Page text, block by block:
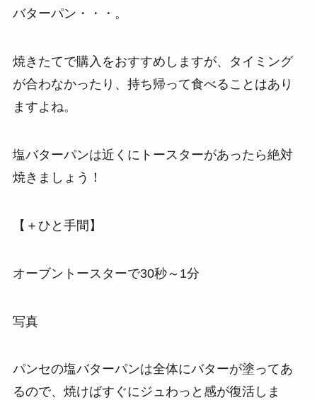
バターパン・・・。
焼きたてで購入をおすすめしますが、タイミング
が合わなかったり、持ち帰って食べることはあり
ますよね。
塩バターパンは近くにトースターがあったら絶対
焼きましょう！
【＋ひと手間】
オーブントースターで30秒～1分
写真
パンセの塩バターパンは全体にバターが塗ってあ
るので、焼けばすぐにジュわっと感が復活しま